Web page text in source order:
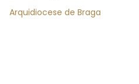
Arquidiocese de Braga